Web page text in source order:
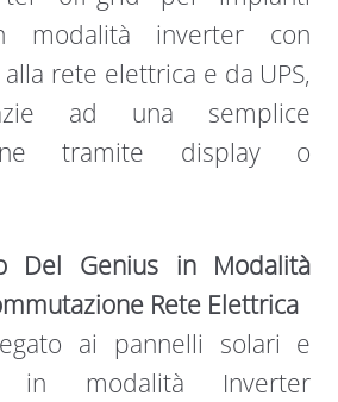
modalità inverter con
rete elettrica e da UPS,
ad una semplice
tramite display o
Del Genius in Modalità
Rete Elettrica
ai pannelli solari e
in modalità Inverter